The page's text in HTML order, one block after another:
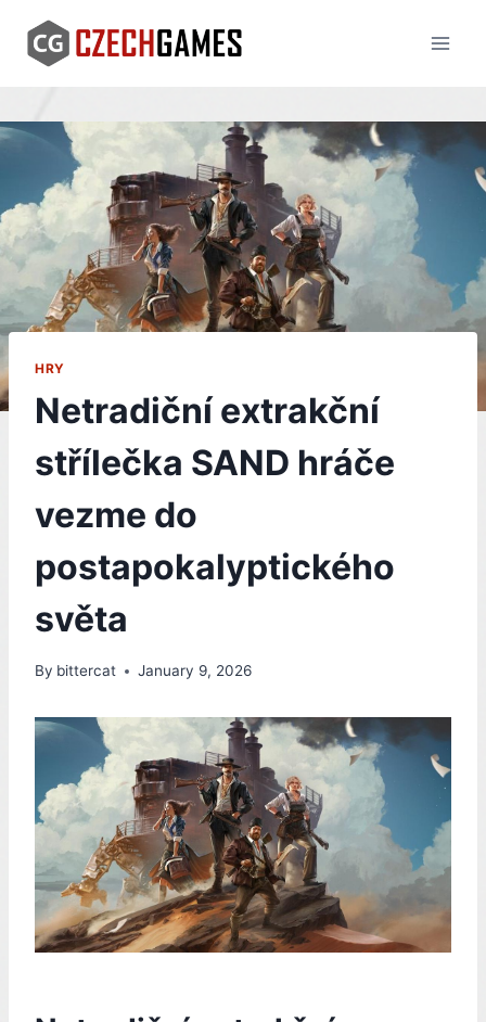
content
HRY
Netradiční extrakční
střílečka SAND hráče
vezme do
postapokalyptického
světa
By bittercat January 9, 2026